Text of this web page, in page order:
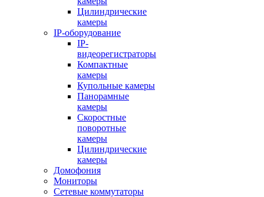
Цилиндрические
камеры
IP-оборудование
IP-
видеорегистраторы
Компактные
камеры
Купольные камеры
Панорамные
камеры
Скоростные
поворотные
камеры
Цилиндрические
камеры
Домофония
Мониторы
Сетевые коммутаторы